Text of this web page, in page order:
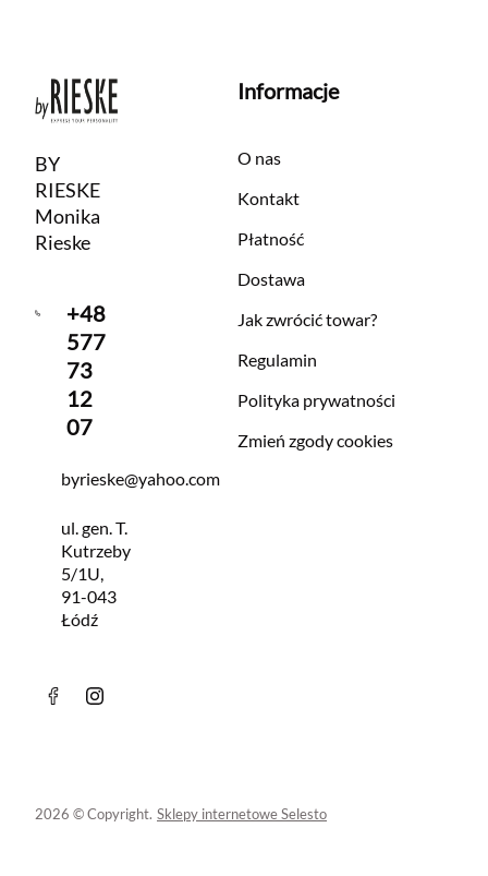
BY
RIESKE
Monika
Rieske
+48
577
73
12
07
byrieske@yahoo.com
ul. gen. T.
Kutrzeby
5/1U,
91-043
Łódź
Informacje
O nas
Kontakt
Płatność
Dostawa
Jak zwrócić towar?
Regulamin
Polityka prywatności
Zmień zgody cookies
2026 © Copyright. Sklepy internetowe Selesto